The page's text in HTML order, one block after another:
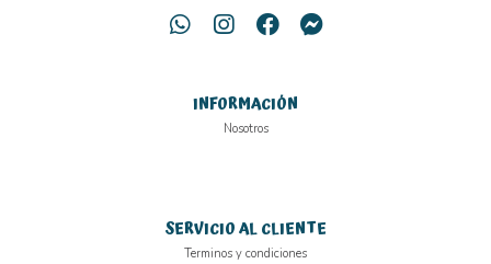
INFORMACIÓN
Nosotros
SERVICIO AL CLIENTE
Terminos y condiciones